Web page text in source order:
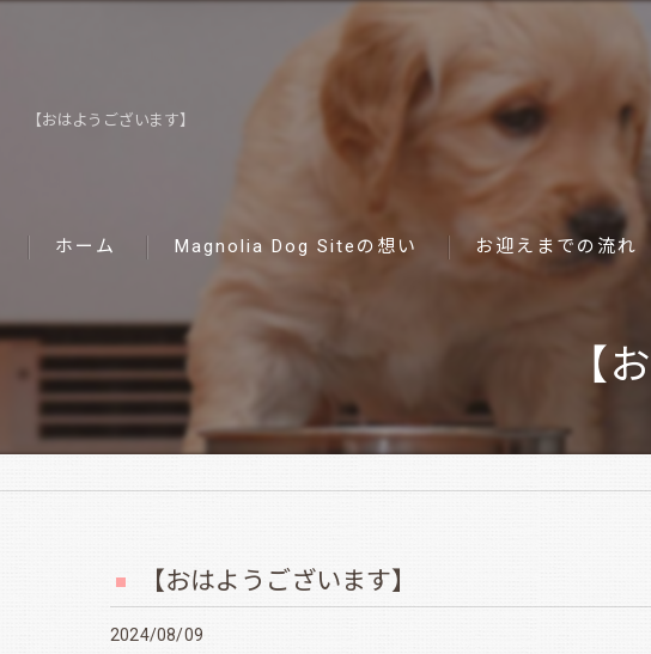
【おはようございます】
ホーム Magnolia Dog Siteの想い お迎えまでの流れ
【
【おはようございます】
2024/08/09